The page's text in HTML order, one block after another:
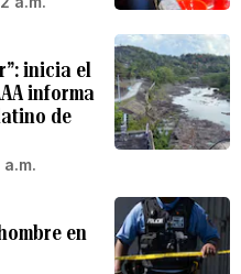
inicia el
informa
de
en